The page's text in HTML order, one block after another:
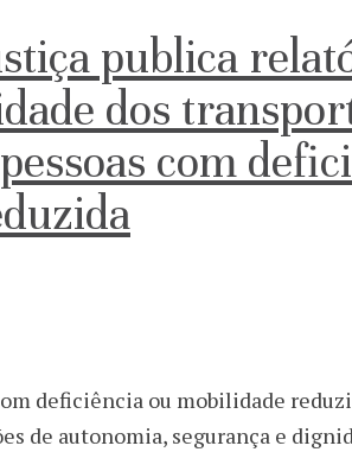
publica
dos
com
deficiência ou mobilidade
de autonomia, segurança e